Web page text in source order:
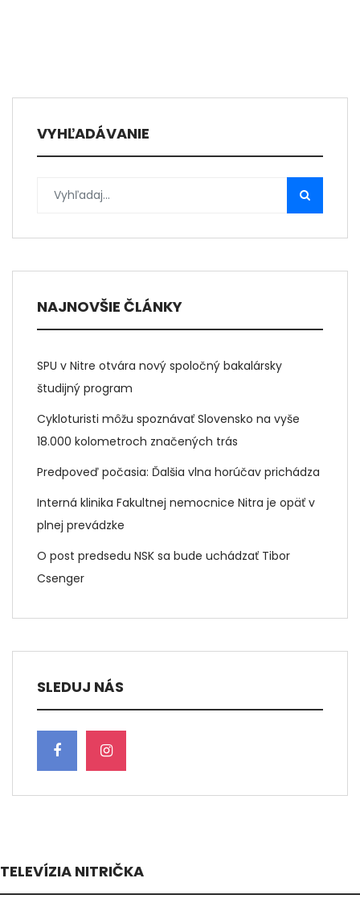
VYHĽADÁVANIE
NAJNOVŠIE ČLÁNKY
SPU v Nitre otvára nový spoločný bakalársky
študijný program
Cykloturisti môžu spoznávať Slovensko na vyše
18.000 kolometroch značených trás
Predpoveď počasia: Ďalšia vlna horúčav prichádza
Interná klinika Fakultnej nemocnice Nitra je opäť v
plnej prevádzke
O post predsedu NSK sa bude uchádzať Tibor
Csenger
SLEDUJ NÁS
TELEVÍZIA NITRIČKA